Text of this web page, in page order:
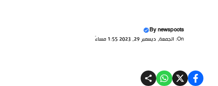
Bynewspoots
On: الجمعة, ديسمبر 29, 2023 1:55 مساءً